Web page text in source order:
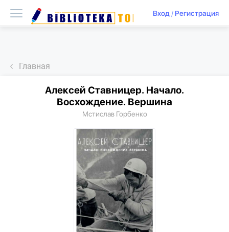
Вход/ Регистрация
Главная
Алексей Ставницер. Начало.
Восхождение. Вершина
Мстислав Горбенко